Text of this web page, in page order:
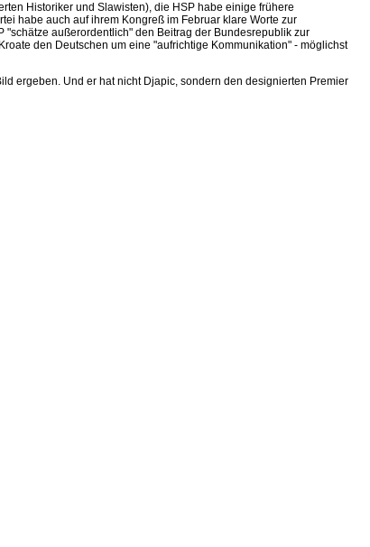
Historiker und Slawisten), die HSP habe einige frühere
habe auch auf ihrem Kongreß im Februar klare Worte zur
außerordentlich" den Beitrag der Bundesrepublik zur
den Deutschen um eine "aufrichtige Kommunikation" - möglichst
ergeben. Und er hat nicht Djapic, sondern den designierten Premier